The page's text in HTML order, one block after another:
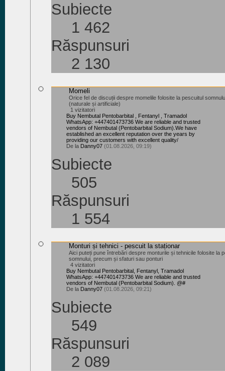
Subiecte
1 462
Răspunsuri
2 130
Momeli
Orice fel de discuții despre momelile folosite la pescuitul
(naturale și artificiale)
1 vizitatori
Buy Nembutal Pentobarbital , Fentanyl , Tramadol
WhatsApp: +447401473736 We are reliable and trusted
vendors of Nembutal (Pentobarbital Sodium).We have
established an excellent reputation over the years by
providing our customers with excellent quality/
De la Danny07 (01.08.2026, 09:19)
Subiecte
505
Răspunsuri
1 554
Monturi și tehnici - pescuit la staționar
Aici puteți pune întrebări despre monturile și tehnicile folosite la
somnului, precum și sfaturi sau ponturi
4 vizitatori
Buy Nembutal Pentobarbital, Fentanyl, Tramadol
WhatsApp: +447401473736 We are reliable and trusted
vendors of Nembutal (Pentobarbital Sodium). @#
De la Danny07 (01.08.2026, 09:21)
Subiecte
549
Răspunsuri
2 089